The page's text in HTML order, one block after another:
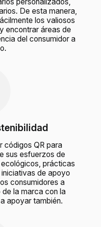
De esta manera,
los valiosos
encontrar áreas de
del consumidor a
códigos QR para
sus esfuerzos de
prácticas
de apoyo
consumidores a
la marca con la
apoyar también.